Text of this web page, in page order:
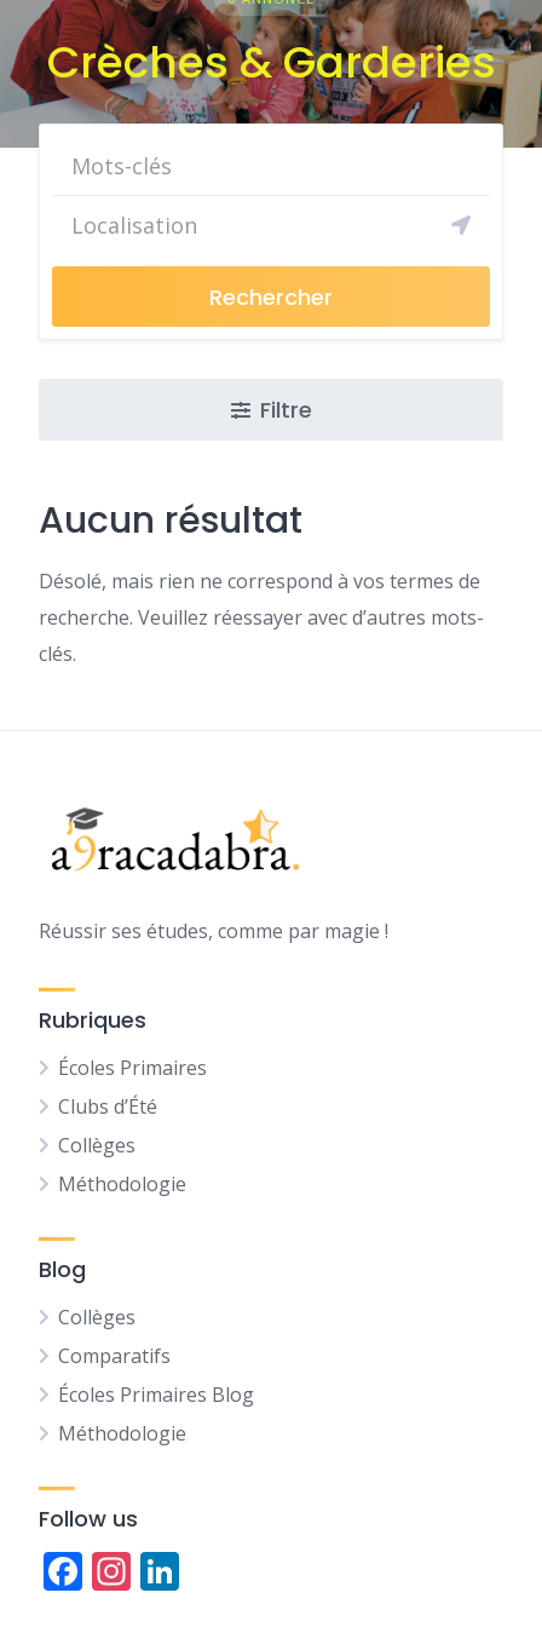
Crèches & Garderies
Rechercher
Filtre
Aucun résultat
Désolé, mais rien ne correspond à vos termes de
recherche. Veuillez réessayer avec d’autres mots-
clés.
Réussir ses études, comme par magie !
Rubriques
Écoles Primaires
Clubs d’Été
Collèges
Méthodologie
Blog
Collèges
Comparatifs
Écoles Primaires Blog
Méthodologie
Follow us
Facebook
Instagram